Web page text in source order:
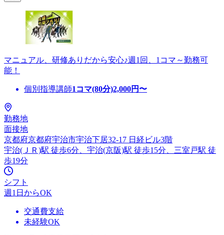
マニュアル、研修ありだから安心♪週1回、1コマ～勤務可
能！
個別指導講師1コマ(80分)2,000円〜
勤務地
面接地
京都府京都府宇治市宇治下居32-17 日経ビル3階
宇治(ＪＲ)駅 徒歩6分、宇治(京阪)駅 徒歩15分、三室戸駅 徒
歩19分
シフト
週1日からOK
交通費支給
未経験OK